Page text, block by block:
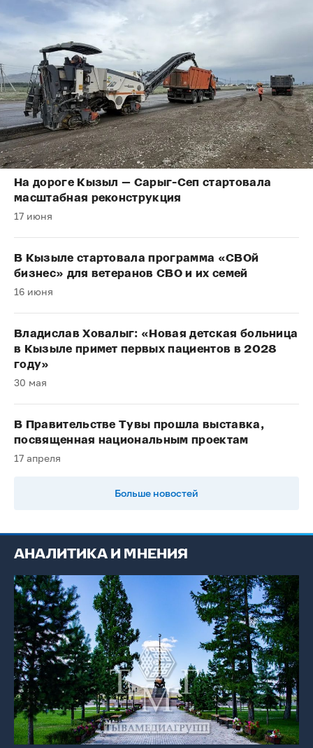
На дороге Кызыл — Сарыг-Сеп стартовала
масштабная реконструкция
17 июня
В Кызыле стартовала программа «СВОй
бизнес» для ветеранов СВО и их семей
16 июня
Владислав Ховалыг: «Новая детская больница
в Кызыле примет первых пациентов в 2028
году»
30 мая
В Правительстве Тувы прошла выставка,
посвященная национальным проектам
17 апреля
Больше новостей
АНАЛИТИКА И МНЕНИЯ